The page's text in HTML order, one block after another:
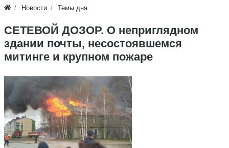
Новости Темы дня
СЕТЕВОЙ ДОЗОР. О неприглядном
здании почты, несостоявшемся
митинге и крупном пожаре